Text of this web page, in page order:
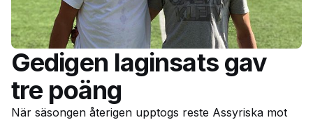
Gedigen laginsats gav
tre poäng
När säsongen återigen upptogs reste Assyriska mot